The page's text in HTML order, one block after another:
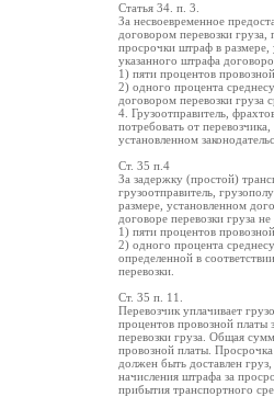
Статья 34. п. 3.
За несвоевременное
договором перевозки
просрочки штраф в размере,
указанного штрафа
1) пяти процентов
2) одного процента
договором перевозки груза
4. Грузоотправитель,
потребовать от
установленном
Ст. 35 п.4
За задержку (простой)
грузоотправитель,
размере, установленном
договоре перевозки груза
1) пяти процентов
2) одного процента
определенной в
перевозки.
Ст. 35 п. 11.
Перевозчик уплачивает
процентов провозной платы
перевозки груза. Общая
провозной платы. Просрочка
должен быть доставлен
начисления штрафа за
прибытия транспортного